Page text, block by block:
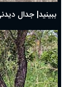
ببینید| جدال